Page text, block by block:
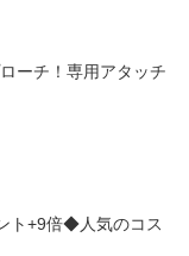
ーチ！専用アタッチ
ト+9倍◆人気のコス